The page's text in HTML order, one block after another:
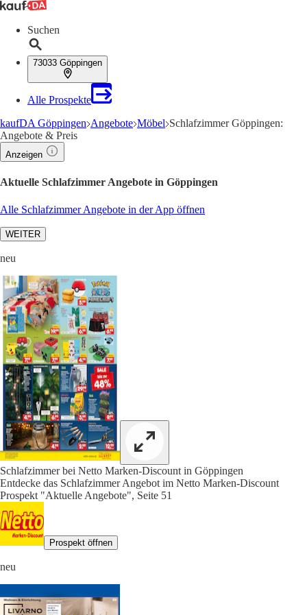
Suchen
73033 Göppingen
Alle Prospekte
kaufDA Göppingen Angebote Möbel Schlafzimmer Göppingen:
Angebote & Preis
Anzeigen
Aktuelle Schlafzimmer Angebote in Göppingen
Alle Schlafzimmer Angebote in der App öffnen
WEITER
neu
Schlafzimmer bei Netto Marken-Discount in Göppingen
Entdecke das Schlafzimmer Angebot im Netto Marken-Discount
Prospekt "Aktuelle Angebote", Seite 51
Prospekt öffnen
neu